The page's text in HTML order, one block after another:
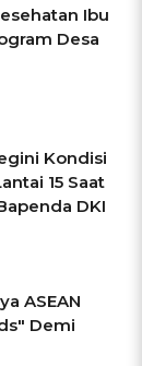
Ibu
Desa
Kondisi
15 Saat
DKI
ASEAN
Demi